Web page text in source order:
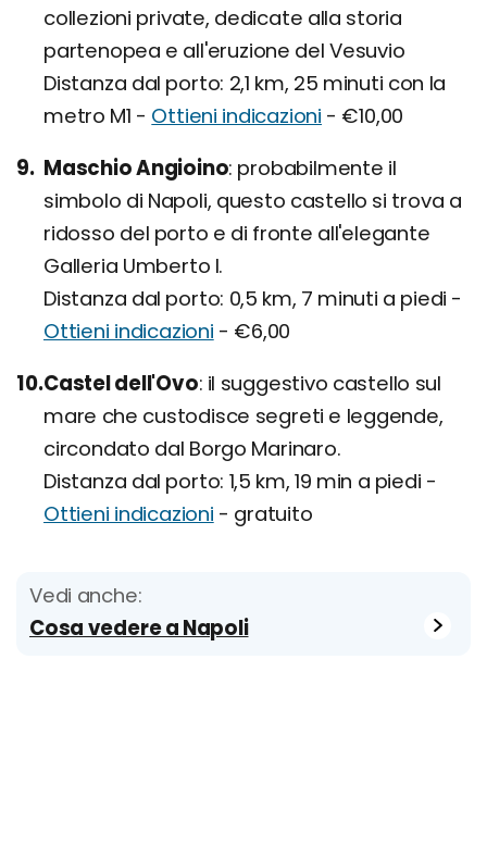
collezioni private, dedicate alla storia
partenopea e all'eruzione del Vesuvio
Distanza dal porto: 2,1 km, 25 minuti con la
metro M1 - Ottieni indicazioni - €10,00
Maschio Angioino probabilmente il
simbolo di Napoli, questo castello si trova a
ridosso del porto e di fronte all'elegante
Galleria Umberto I.
Distanza dal porto: 0,5 km, 7 minuti a piedi -
Ottieni indicazioni - €6,00
Castel dell'Ovo il suggestivo castello sul
mare che custodisce segreti e leggende,
circondato dal Borgo Marinaro.
Distanza dal porto: 1,5 km, 19 min a piedi -
Ottieni indicazioni - gratuito
Vedi anche:
Cosa vedere a Napoli